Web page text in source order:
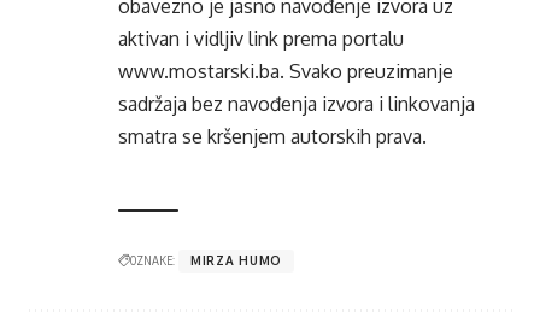
obavezno je jasno navođenje izvora uz
aktivan i vidljiv link prema portalu
www.mostarski.ba. Svako preuzimanje
sadržaja bez navođenja izvora i linkovanja
smatra se kršenjem autorskih prava.
OZNAKE: MIRZA HUMO